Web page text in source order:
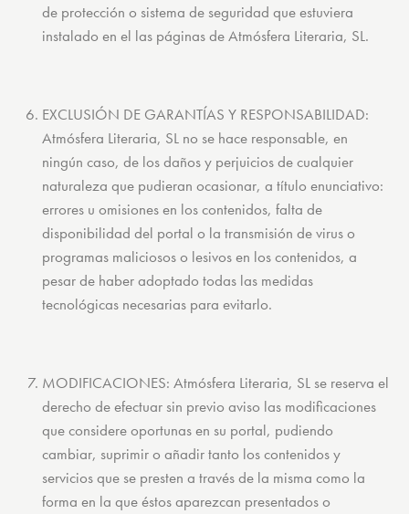
de protección o sistema de seguridad que estuviera
instalado en el las páginas de Atmósfera Literaria, SL.
EXCLUSIÓN DE GARANTÍAS Y RESPONSABILIDAD:
Atmósfera Literaria, SL no se hace responsable, en
ningún caso, de los daños y perjuicios de cualquier
naturaleza que pudieran ocasionar, a título enunciativo:
errores u omisiones en los contenidos, falta de
disponibilidad del portal o la transmisión de virus o
programas maliciosos o lesivos en los contenidos, a
pesar de haber adoptado todas las medidas
tecnológicas necesarias para evitarlo.
MODIFICACIONES: Atmósfera Literaria, SL se reserva el
derecho de efectuar sin previo aviso las modificaciones
que considere oportunas en su portal, pudiendo
cambiar, suprimir o añadir tanto los contenidos y
servicios que se presten a través de la misma como la
forma en la que éstos aparezcan presentados o